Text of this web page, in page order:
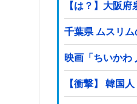
【は？】大阪
千葉県 ムスリ
映画「ちいかわ
【衝撃】 韓国